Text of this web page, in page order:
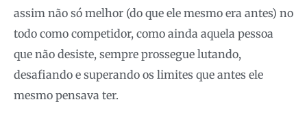
assim não só melhor (do que ele mesmo era antes) no
todo como competidor, como ainda aquela pessoa
que não desiste, sempre prossegue lutando,
desafiando e superando os limites que antes ele
mesmo pensava ter.